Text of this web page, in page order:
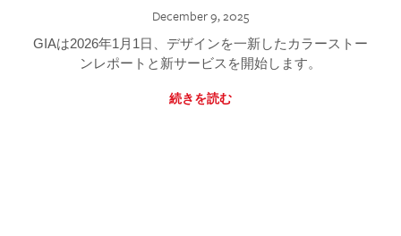
December 9, 2025
GIAは2026年1月1日、デザインを一新したカラーストー
ンレポートと新サービスを開始します。
続きを読む